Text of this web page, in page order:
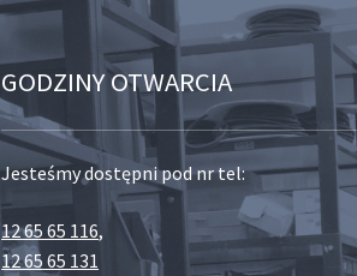
GODZINY OTWARCIA
Jesteśmy dostępni pod nr tel:
12 65 65 116,
12 65 65 131